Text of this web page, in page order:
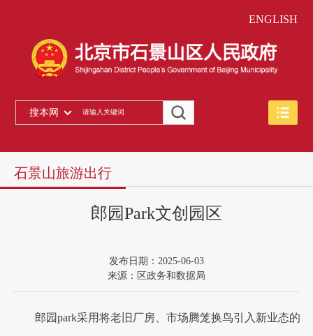
ENGLISH
搜本网
石景山旅游出行
郎园Park文创园区
发布日期：2025-06-03
来源：区政务和数据局
郎园park采用将老旧厂房、市场腾笼换鸟引入新业态的